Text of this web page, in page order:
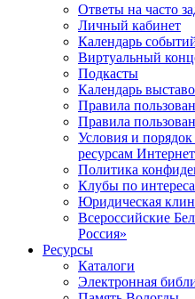
Ответы на часто
Личный кабинет
Календарь
Виртуальный
Подкасты
Календарь
Правила
Правила
Условия и порядок
ресурсам Интернет
Политика
Клубы по
Юридическая
Всероссийские
Россия»
Ресурсы
Каталоги
Электронная